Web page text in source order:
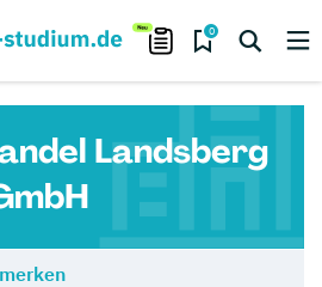
0
Landsberg